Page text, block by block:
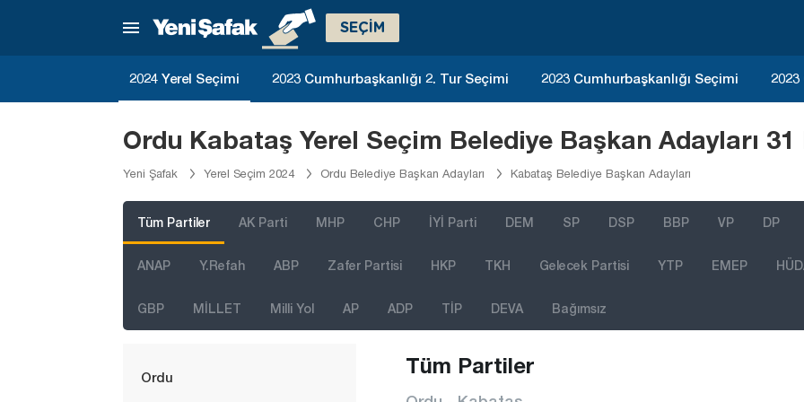
SEÇİM
2024 Yerel Seçimi 2023 Cumhurbaşkanlığı 2. Tur Seçimi 2023 Cumhurbaşkanlığı Seçimi
Ordu Kabataş Yerel Seçim Belediye Başkan Adayları
Yeni Şafak Yerel Seçim 2024 Ordu Belediye Başkan Adayları Kabataş Belediye Başkan Adayları
Tüm Partiler AK Parti MHP CHP İYİ Parti DEM SP DSP BBP VP DP
ANAP Y.Refah ABP Zafer Partisi HKP TKH Gelecek Partisi YTP EMEP
GBP MİLLET Milli Yol AP ADP TİP DEVA Bağımsız
Kocaeli
Mersin
Nevşehir
Ordu
Tüm Partiler